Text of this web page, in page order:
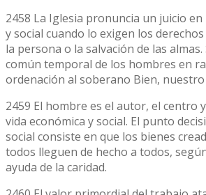
2458 La Iglesia pronuncia un juicio
y social cuando lo exigen los
la persona o la salvación de las almas.
común temporal de los hombres en
ordenación al soberano Bien,
2459 El hombre es el autor, el centro
vida económica y social. El punto
social consiste en que los bienes
todos lleguen de hecho a todos,
ayuda de la caridad.